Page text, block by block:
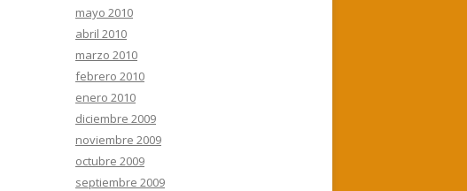
mayo 2010
abril 2010
marzo 2010
febrero 2010
enero 2010
diciembre 2009
noviembre 2009
octubre 2009
septiembre 2009